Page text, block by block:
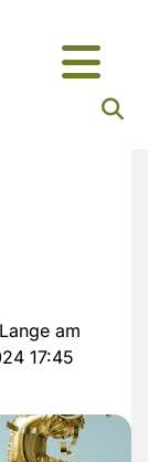
am
17:45